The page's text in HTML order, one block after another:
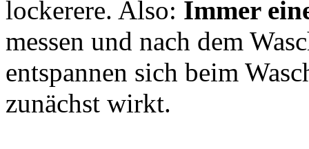
lockerere. Also: Immer
messen und nach dem
entspannen sich beim
zunächst wirkt.